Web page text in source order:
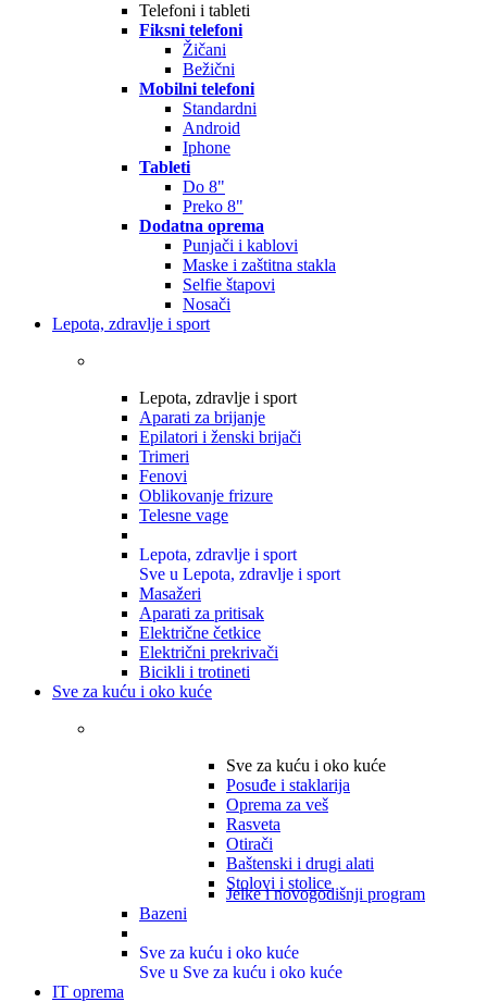
Telefoni i tableti
Fiksni telefoni
Žičani
Bežični
Mobilni telefoni
Standardni
Android
Iphone
Tableti
Do 8"
Preko 8"
Dodatna oprema
Punjači i kablovi
Maske i zaštitna stakla
Selfie štapovi
Nosači
Lepota, zdravlje i sport
Lepota, zdravlje i sport
Aparati za brijanje
Epilatori i ženski brijači
Trimeri
Fenovi
Oblikovanje frizure
Telesne vage
Lepota, zdravlje i sport
Sve u Lepota, zdravlje i sport
Masažeri
Aparati za pritisak
Električne četkice
Električni prekrivači
Bicikli i trotineti
Sve za kuću i oko kuće
Sve za kuću i oko kuće
Posuđe i staklarija
Oprema za veš
Rasveta
Otirači
Baštenski i drugi alati
Stolovi i stolice
Jelke i novogodišnji program
Bazeni
Sve za kuću i oko kuće
Sve u Sve za kuću i oko kuće
IT oprema